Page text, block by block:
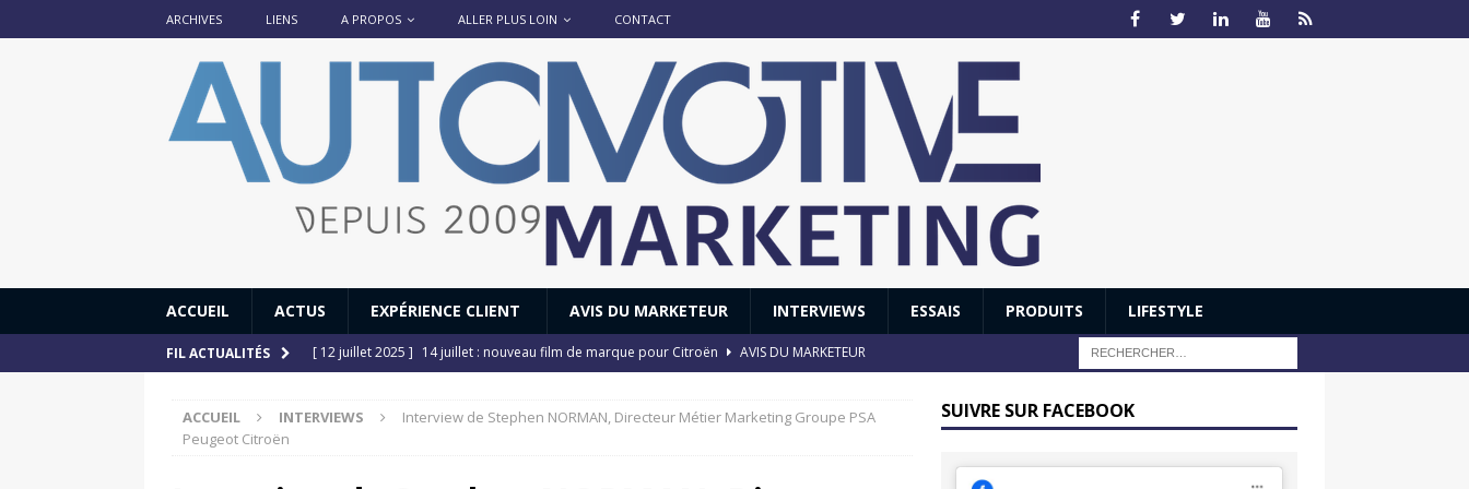
ARCHIVES LIENS A PROPOS ALLER PLUS LOIN CONTACT
ACCUEIL ACTUS EXPÉRIENCE CLIENT AVIS DU MARKETEUR INTERVIEWS ESSAIS PRODUITS LIFESTYLE
FIL ACTUALITÉS [ 12 juillet 2025 ] 14 juillet : nouveau film de marque pour Citroën
AVIS DU MARKETEUR
[ 17 juin 2025 ] Peugeot E-208 GTi : naissance d’une légende
ACTUS
ACCUEIL INTERVIEWS
Interview de Stephen NORMAN, Directeur Métier Marketing Groupe PSA
Peugeot Citroën
SUIVRE SUR FACEBOOK